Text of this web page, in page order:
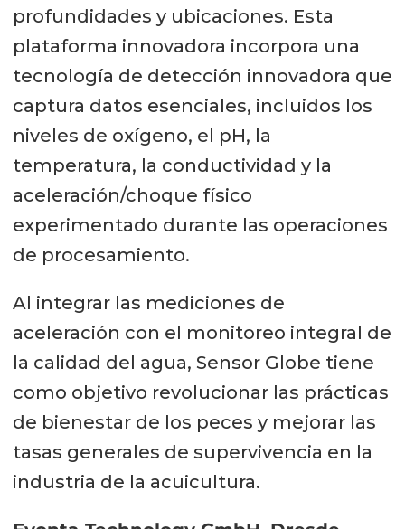
profundidades y ubicaciones. Esta
plataforma innovadora incorpora una
tecnología de detección innovadora que
captura datos esenciales, incluidos los
niveles de oxígeno, el pH, la
temperatura, la conductividad y la
aceleración/choque físico
experimentado durante las operaciones
de procesamiento.
Al integrar las mediciones de
aceleración con el monitoreo integral de
la calidad del agua, Sensor Globe tiene
como objetivo revolucionar las prácticas
de bienestar de los peces y mejorar las
tasas generales de supervivencia en la
industria de la acuicultura.